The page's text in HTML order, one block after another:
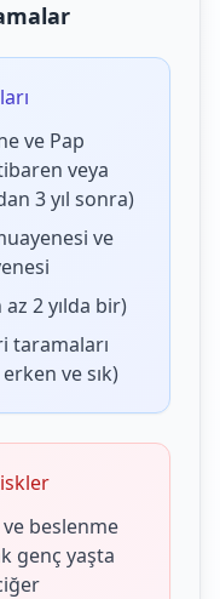
ve Pap
veya
3 yıl sonra)
ve
az 2 yılda bir)
taramaları
ve sık)
beslenme
genç yaşta